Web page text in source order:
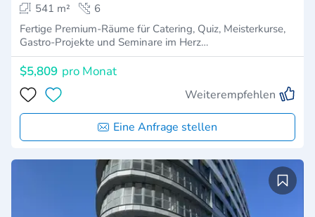
541 m²
6
Fertige Premium-Räume für Catering, Quiz, Meisterkurse,
Gastro-Projekte und Seminare im Herz…
$5,809 pro Monat
Weiterempfehlen
Eine Anfrage stellen